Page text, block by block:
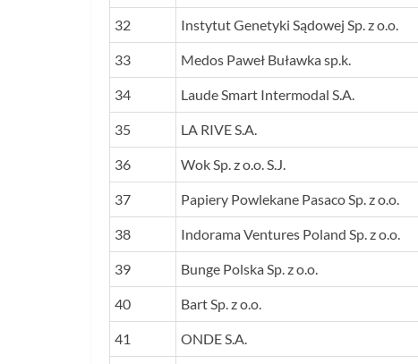
32 Instytut Genetyki Sądowej Sp. z o.o.
33 Medos Paweł Buławka sp.k.
34 Laude Smart Intermodal S.A.
35 LA RIVE S.A.
36 Wok Sp. z o.o. S.J.
37 Papiery Powlekane Pasaco Sp. z o.o.
38 Indorama Ventures Poland Sp. z o.o.
39 Bunge Polska Sp. z o.o.
40 Bart Sp. z o.o.
41 ONDE S.A.